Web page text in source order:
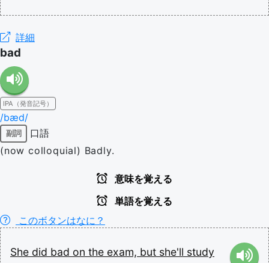
詳細
bad
IPA（発音記号）
/bæd/
副詞
口語
(now colloquial) Badly.
意味を覚える
単語を覚える
このボタンはなに？
She did bad on the exam, but she'll study